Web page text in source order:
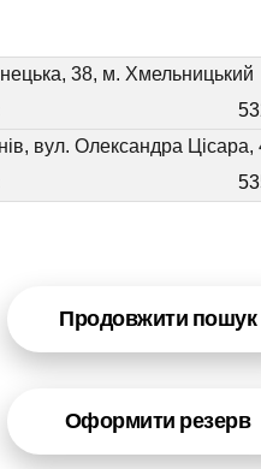
38, м. Хмельницький
вул. Олександра Цісара,
Продовжити пошук
Оформити резерв